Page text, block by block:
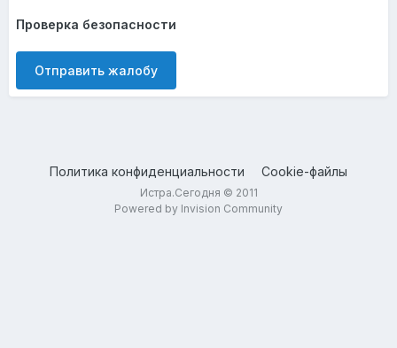
Проверка безопасности
Отправить жалобу
Политика конфиденциальности Cookie-файлы
Истра.Сегодня © 2011
Powered by Invision Community